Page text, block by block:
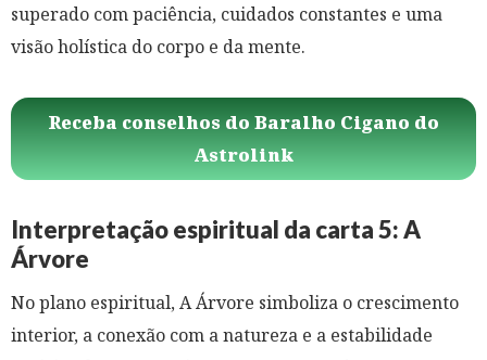
superado com paciência, cuidados constantes e uma
visão holística do corpo e da mente.
Receba conselhos do Baralho Cigano do
Astrolink
Interpretação espiritual da carta 5: A
Árvore
No plano espiritual, A Árvore simboliza o crescimento
interior, a conexão com a natureza e a estabilidade